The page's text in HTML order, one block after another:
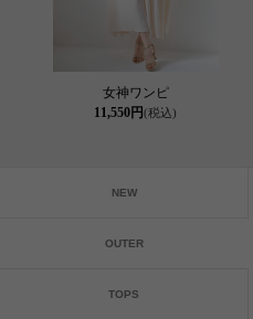
女神ワンピ
11,550円(税込)
NEW
OUTER
TOPS